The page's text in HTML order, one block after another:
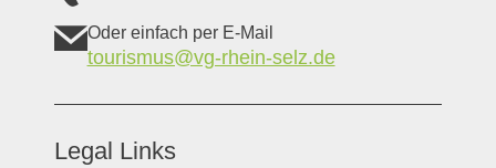
Oder einfach per E-Mail
tourismus@vg-rhein-selz.de
Legal Links